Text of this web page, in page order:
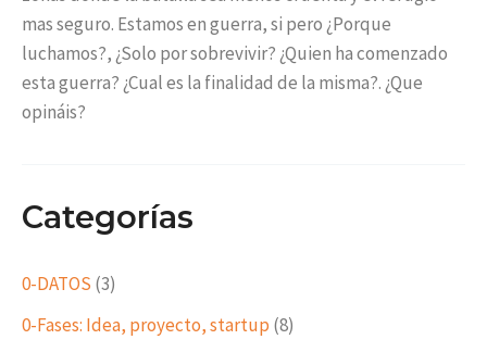
mas seguro. Estamos en guerra, si pero ¿Porque
luchamos?, ¿Solo por sobrevivir? ¿Quien ha comenzado
esta guerra? ¿Cual es la finalidad de la misma?. ¿Que
opináis?
Categorías
0-DATOS (3)
0-Fases: Idea, proyecto, startup (8)